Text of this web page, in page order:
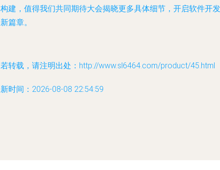
建，值得我们共同期待大会揭晓更多具体细节，开启软件开发
篇章。
转载，请注明出处：http://www.sl6464.com/product/45.html
时间：2026-08-08 22:54:59